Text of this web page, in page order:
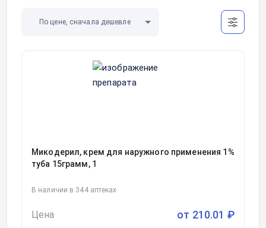
По цене, сначала дешевле
Микодерил, крем для наружного применения 1%
туба 15грамм, 1
В наличии в 344 аптеках
Цена от 210.01 ₽